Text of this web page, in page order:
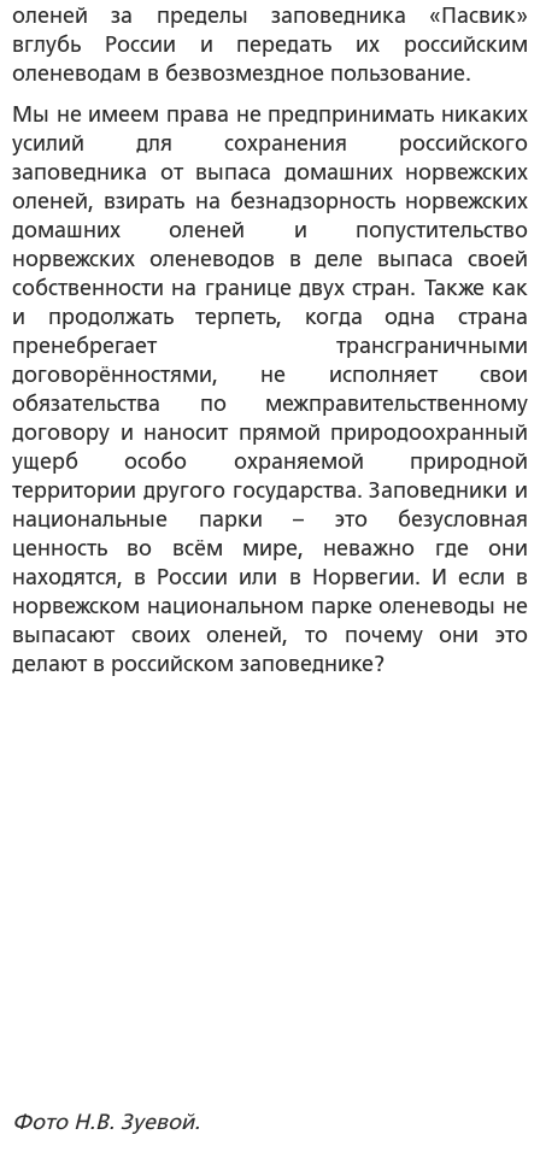
оленей за пределы заповедника «Пасвик»
вглубь России и передать их российским
оленеводам в безвозмездное пользование.
Мы не имеем права не предпринимать никаких
усилий для сохранения российского
заповедника от выпаса домашних норвежских
оленей, взирать на безнадзорность норвежских
домашних оленей и попустительство
норвежских оленеводов в деле выпаса своей
собственности на границе двух стран. Также как
и продолжать терпеть, когда одна страна
пренебрегает трансграничными
договорённостями, не исполняет свои
обязательства по межправительственному
договору и наносит прямой природоохранный
ущерб особо охраняемой природной
территории другого государства. Заповедники и
национальные парки – это безусловная
ценность во всём мире, неважно где они
находятся, в России или в Норвегии. И если в
норвежском национальном парке оленеводы не
выпасают своих оленей, то почему они это
делают в российском заповеднике?
Фото Н.В. Зуевой.